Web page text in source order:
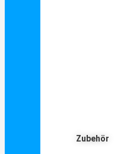
Zubehör